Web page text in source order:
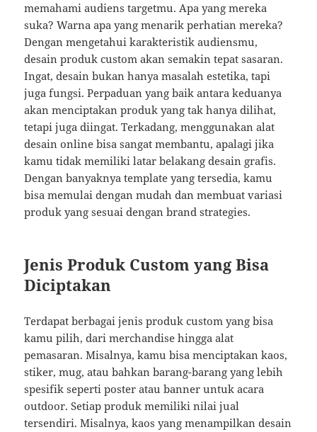
memahami audiens targetmu. Apa yang mereka
suka? Warna apa yang menarik perhatian mereka?
Dengan mengetahui karakteristik audiensmu,
desain produk custom akan semakin tepat sasaran.
Ingat, desain bukan hanya masalah estetika, tapi
juga fungsi. Perpaduan yang baik antara keduanya
akan menciptakan produk yang tak hanya dilihat,
tetapi juga diingat. Terkadang, menggunakan alat
desain online bisa sangat membantu, apalagi jika
kamu tidak memiliki latar belakang desain grafis.
Dengan banyaknya template yang tersedia, kamu
bisa memulai dengan mudah dan membuat variasi
produk yang sesuai dengan brand strategies.
Jenis Produk Custom yang Bisa
Diciptakan
Terdapat berbagai jenis produk custom yang bisa
kamu pilih, dari merchandise hingga alat
pemasaran. Misalnya, kamu bisa menciptakan kaos,
stiker, mug, atau bahkan barang-barang yang lebih
spesifik seperti poster atau banner untuk acara
outdoor. Setiap produk memiliki nilai jual
tersendiri. Misalnya, kaos yang menampilkan desain